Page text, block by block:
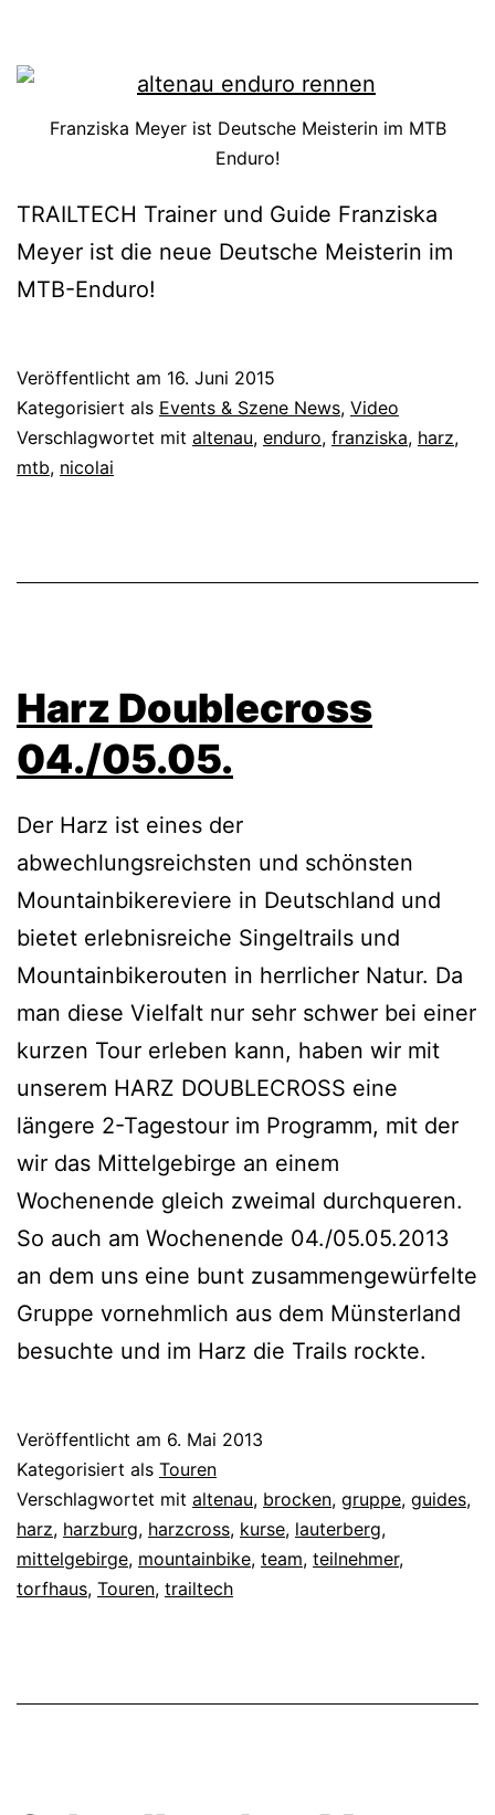
Franziska Meyer ist Deutsche Meisterin im MTB
Enduro!
TRAILTECH Trainer und Guide Franziska
Meyer ist die neue Deutsche Meisterin im
MTB-Enduro!
Veröffentlicht am 16. Juni 2015
Kategorisiert als Events & Szene News, Video
Verschlagwortet mit altenau, enduro, franziska, harz,
mtb, nicolai
Harz Doublecross
04./05.05.
Der Harz ist eines der
abwechlungsreichsten und schönsten
Mountainbikereviere in Deutschland und
bietet erlebnisreiche Singeltrails und
Mountainbikerouten in herrlicher Natur. Da
man diese Vielfalt nur sehr schwer bei einer
kurzen Tour erleben kann, haben wir mit
unserem HARZ DOUBLECROSS eine
längere 2-Tagestour im Programm, mit der
wir das Mittelgebirge an einem
Wochenende gleich zweimal durchqueren.
So auch am Wochenende 04./05.05.2013
an dem uns eine bunt zusammengewürfelte
Gruppe vornehmlich aus dem Münsterland
besuchte und im Harz die Trails rockte.
Veröffentlicht am 6. Mai 2013
Kategorisiert als Touren
Verschlagwortet mit altenau, brocken, gruppe, guides,
harz, harzburg, harzcross, kurse, lauterberg,
mittelgebirge, mountainbike, team, teilnehmer,
torfhaus, Touren, trailtech